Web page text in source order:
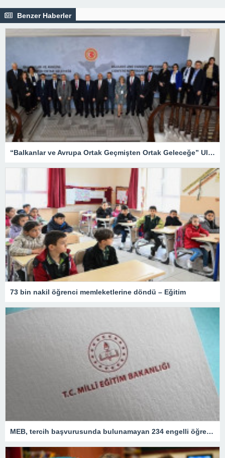
Benzer Haberler
“Balkanlar ve Avrupa Ortak Geçmişten Ortak Geleceğe” Uluslararası Konferansı düzenledi
73 bin nakil öğrenci memleketlerine döndü – Eğitim
MEB, tercih başvurusunda bulunamayan 234 engelli öğretmeni atadı